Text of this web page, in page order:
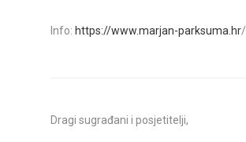
Info: https://www.marjan-parksuma.hr/
Dragi sugrađani i posjetitelji,